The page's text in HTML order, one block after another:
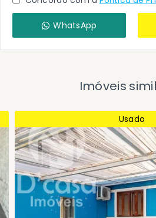
WhatsApp
Imóveis
Usado